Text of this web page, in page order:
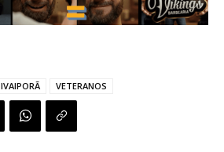
IVAIPORÃ VETERANOS